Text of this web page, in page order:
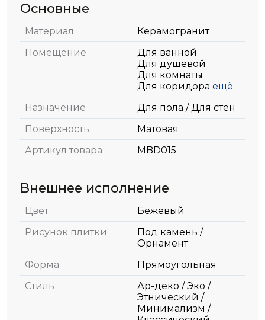
Основные
Материал
Керамогранит
Помещение
Для ванной
Для душевой
Для комнаты
Для коридора ещё
Назначение
Для пола / Для стен
Поверхность
Матовая
Артикул товара
MBD015
Внешнее исполнение
Цвет
Бежевый
Рисунок плитки
Под камень /
Орнамент
Форма
Прямоугольная
Стиль
Ар-деко / Эко /
Этнический /
Минимализм /